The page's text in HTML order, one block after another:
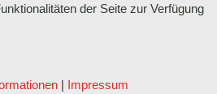
der Seite zur Verfügung
| Impressum